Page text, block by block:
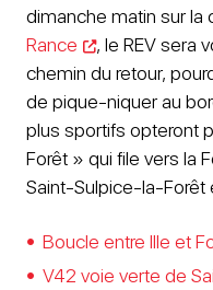
dimanche matin sur la
Rance
, le REV sera
chemin du retour,
de pique-niquer au
plus sportifs opteront
Forêt » qui file vers la
Saint-Sulpice-la-Forêt
Boucle entre Ille et
V42 voie verte de